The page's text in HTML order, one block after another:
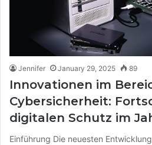
Jennifer January 29, 2025 89
Innovationen im
Cybersicherheit:
digitalen Schutz im
Einführung Die neuesten